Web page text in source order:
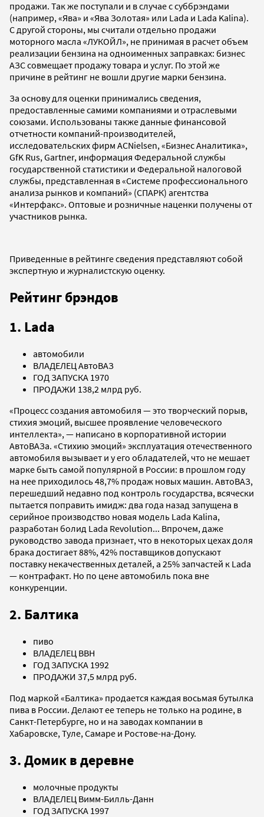
продажи. Так же поступали и в случае с суббрэндами
(например, «Ява» и «Ява Золотая» или Lada и Lada Kalina).
С другой стороны, мы считали отдельно продажи
моторного масла «ЛУКОЙЛ», не принимая в расчет объем
реализации бензина на одноименных заправках: бизнес
АЗС совмещает продажу товара и услуг. По этой же
причине в рейтинг не вошли другие марки бензина.
За основу для оценки принимались сведения,
предоставленные самими компаниями и отраслевыми
союзами. Использованы также данные финансовой
отчетности компаний-производителей,
исследовательских фирм ACNielsen, «Бизнес Аналитика»,
GfK Rus, Gartner, информация Федеральной службы
государственной статистики и Федеральной налоговой
службы, представленная в «Системе профессионального
анализа рынков и компаний» (СПАРК) агентства
«Интерфакс». Оптовые и розничные наценки получены от
участников рынка.
Приведенные в рейтинге сведения представляют собой
экспертную и журналистскую оценку.
Рейтинг брэндов
1. Lada
автомобили
ВЛАДЕЛЕЦ АвтоВАЗ
ГОД ЗАПУСКА 1970
ПРОДАЖИ 138,2 млрд руб.
«Процесс создания автомобиля — это творческий порыв,
стихия эмоций, высшее проявление человеческого
интеллекта», — написано в корпоративной истории
АвтоВАЗа. «Стихию эмоций» эксплуатация отечественного
автомобиля вызывает и у его обладателей, что не мешает
марке быть самой популярной в России: в прошлом году
на нее приходилось 48,7% продаж новых машин. АвтоВАЗ,
перешедший недавно под контроль государства, всячески
пытается поправить имидж: два года назад запущена в
серийное производство новая модель Lada Kalina,
разработан болид Lada Revolution... Впрочем, даже
руководство завода признает, что в некоторых цехах доля
брака достигает 88%, 42% поставщиков допускают
поставку некачественных деталей, а 25% запчастей к Lada
— контрафакт. Но по цене автомобиль пока вне
конкуренции.
2. Балтика
пиво
ВЛАДЕЛЕЦ ВВН
ГОД ЗАПУСКА 1992
ПРОДАЖИ 37,5 млрд руб.
Под маркой «Балтика» продается каждая восьмая бутылка
пива в России. Делают ее теперь не только на родине, в
Санкт-Петербурге, но и на заводах компании в
Хабаровске, Туле, Самаре и Ростове-на-Дону.
3. Домик в деревне
молочные продукты
ВЛАДЕЛЕЦ Вимм-Билль-Данн
ГОД ЗАПУСКА 1997